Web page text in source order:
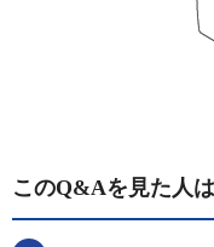
このQ&Aを見た人